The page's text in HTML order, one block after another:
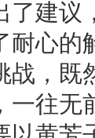
了建议
耐心的
战，既
一往无